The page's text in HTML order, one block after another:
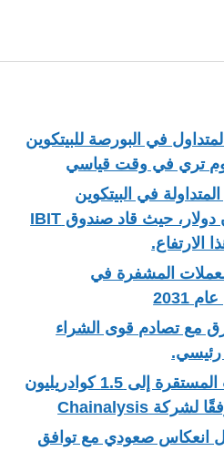
في البورصة للبيتكوين
تري في وقت قياسي
في البيتكوين
تدفقات بقيمة 358 مليون دولار، حيث قاد صندوق IBIT
الارتفاع.
المشفرة في
2031
مع تصادم قوى الشراء
رئيسي.
قد تصل تدفقات العملات المستقرة إلى 1.5 كوادريليون
انعكاس صعودي مع توافق